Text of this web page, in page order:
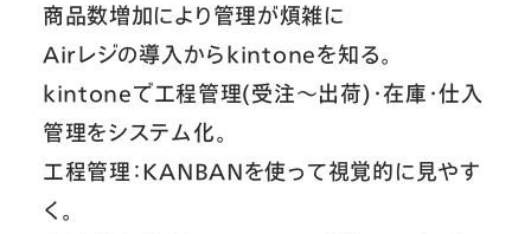
商品数増加により管理が煩雑に
Airレジの導入からkintoneを知る。
kintoneで工程管理(受注〜出荷)・在庫・仕入
管理をシステム化。
工程管理：KANBANを使って視覚的に見やす
く。